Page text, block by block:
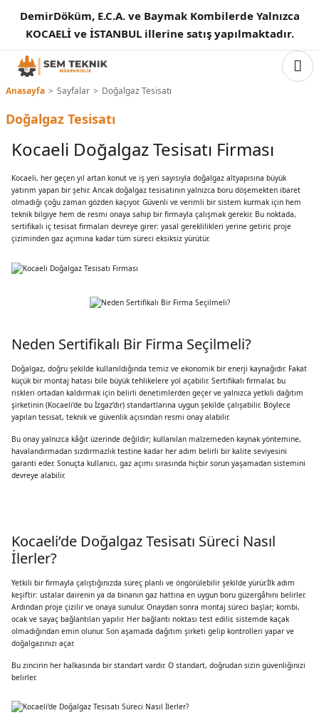
DemirDöküm, E.C.A. ve Baymak Kombilerde Yalnızca
KOCAELİ ve İSTANBUL illerine satış yapılmaktadır.
Geri Dön
Geri Dön
Geri Dön
Geri Dön
Geri Dön
Aksesuarları
E.C.A
Kalde
Geri Dön
E.C.A.
E.C.A
Geri Dön
Geri Dön
Çayırova
Kalde
Kalde
Geri Dön
Trakya Döküm
ERG
Temas Kelepçe
EVS
Yerden Isıtma Sistemleri
Kalde
Geri Dön
Geri Dön
Geri Dön
Anasayfa Sayfalar Doğalgaz Tesisatı
Doğalgaz Tesisatı
Kocaeli Doğalgaz Tesisatı Firması
Kocaeli, her geçen yıl artan konut ve iş yeri sayısıyla doğalgaz altyapısına büyük
yatırım yapan bir şehir. Ancak doğalgaz tesisatının yalnızca boru döşemekten ibaret
olmadığı çoğu zaman gözden kaçıyor. Güvenli ve verimli bir sistem kurmak için hem
teknik bilgiye hem de resmi onaya sahip bir firmayla çalışmak gerekir. Bu noktada,
sertifikalı iç tesisat firmaları devreye girer: yasal gereklilikleri yerine getirir, proje
çiziminden gaz açımına kadar tüm süreci eksiksiz yürütür.
Neden Sertifikalı Bir Firma Seçilmeli?
Doğalgaz, doğru şekilde kullanıldığında temiz ve ekonomik bir enerji kaynağıdır. Fakat
küçük bir montaj hatası bile büyük tehlikelere yol açabilir. Sertifikalı firmalar, bu
riskleri ortadan kaldırmak için belirli denetimlerden geçer ve yalnızca yetkili dağıtım
şirketinin (Kocaeli’de bu İzgaz’dır) standartlarına uygun şekilde çalışabilir. Böylece
yapılan tesisat, teknik ve güvenlik açısından resmi onay alabilir.
Bu onay yalnızca kâğıt üzerinde değildir; kullanılan malzemeden kaynak yöntemine,
havalandırmadan sızdırmazlık testine kadar her adım belirli bir kalite seviyesini
garanti eder. Sonuçta kullanıcı, gaz açımı sırasında hiçbir sorun yaşamadan sistemini
devreye alabilir.
Kocaeli’de Doğalgaz Tesisatı Süreci Nasıl
İlerler?
Yetkili bir firmayla çalıştığınızda süreç planlı ve öngörülebilir şekilde yürür.İlk adım
keşiftir: ustalar dairenin ya da binanın gaz hattına en uygun boru güzergâhını belirler.
Ardından proje çizilir ve onaya sunulur. Onaydan sonra montaj süreci başlar; kombi,
ocak ve sayaç bağlantıları yapılır. Her bağlantı noktası test edilir, sistemde kaçak
olmadığından emin olunur. Son aşamada dağıtım şirketi gelip kontrolleri yapar ve
doğalgazınızı açar.
Bu zincirin her halkasında bir standart vardır. O standart, doğrudan sizin güvenliğinizi
belirler.